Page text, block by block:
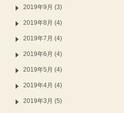
2019年9月 (3)
2019年8月 (4)
2019年7月 (4)
2019年6月 (4)
2019年5月 (4)
2019年4月 (4)
2019年3月 (5)